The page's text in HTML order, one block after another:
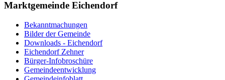
Marktgemeinde Eichendorf
Bekanntmachungen
Bilder der Gemeinde
Downloads - Eichendorf
Eichendorf Zehner
Bürger-Infobroschüre
Gemeindeentwicklung